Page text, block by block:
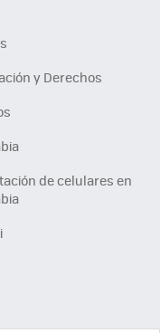
y Derechos
de celulares en